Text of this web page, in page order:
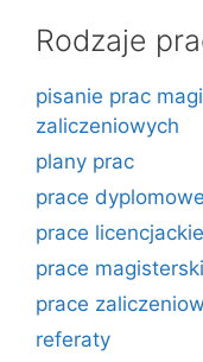
Rodzaje
pisanie prac
zaliczeniowych
plany prac
prace dyplomowe
prace licencjackie
prace
prace
referaty